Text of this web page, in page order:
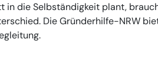
in die Selbständigkeit plant,
Die Gründerhilfe-NRW